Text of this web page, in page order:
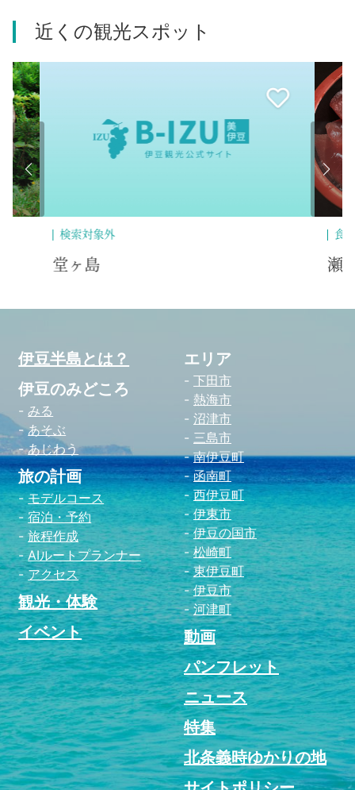
近くの観光スポット
検索対象外
堂ヶ島
食
瀬
伊豆半島とは？
伊豆のみどころ
みる
あそぶ
あじわう
旅の計画
モデルコース
宿泊・予約
旅程作成
AIルートプランナー
アクセス
観光・体験
イベント
エリア
下田市
熱海市
沼津市
三島市
南伊豆町
函南町
西伊豆町
伊東市
伊豆の国市
松崎町
東伊豆町
伊豆市
河津町
動画
パンフレット
ニュース
特集
北条義時ゆかりの地